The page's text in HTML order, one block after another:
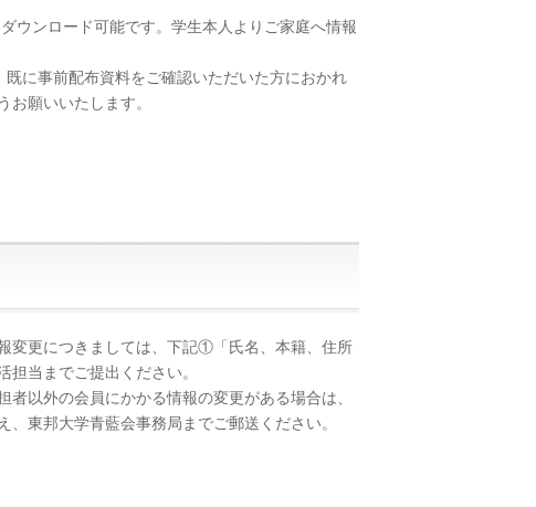
ウンロード可能です。学生本人よりご家庭へ情報
に事前配布資料をご確認いただいた方におかれ
お願いいたします。
変更につきましては、下記①「氏名、本籍、住所
当までご提出ください。
以外の会員にかかる情報の変更がある場合は、
東邦大学青藍会事務局までご郵送ください。